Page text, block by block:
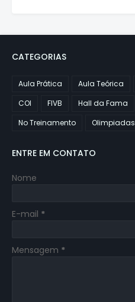
CATEGORIAS
Aula Prática Aula Teórica
COI
FIVB Hall da Fama
No Treinamento
Olimpiadas
ENTRE EM CONTATO
Nome
E-mail *
Mensagem *